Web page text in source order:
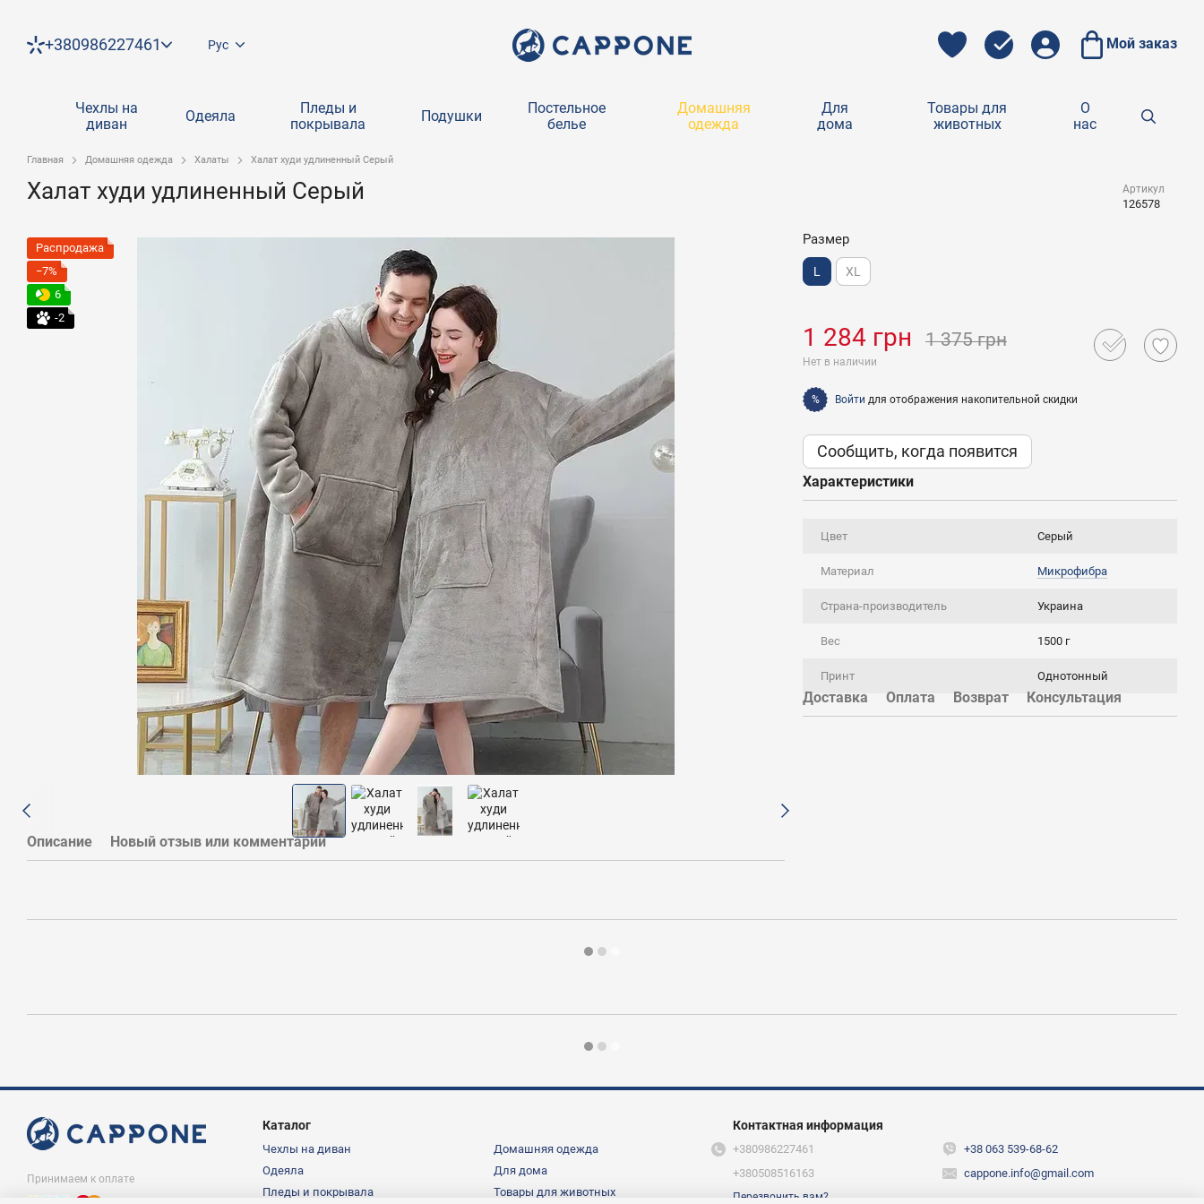
+380986227461 Рус Мой заказ
Чехлы на
диван
Одеяла
Пледы и
покрывала
Подушки
Постельное
белье
Домашняя
одежда
Для
дома
Товары для
животных
О
нас
Главная Домашняя одежда Халаты Халат худи удлиненный Серый
Халат худи удлиненный Серый Артикул
126578
Распродажа
−7%
6
-2
Описание Новый отзыв или комментарий
Размер
L XL
1 284 грн 1 375 грн
Нет в наличии
% Войти для отображения накопительной скидки
Сообщить, когда появится
Характеристики
Цвет Серый
Материал Микрофибра
Страна-производитель Украина
Вес 1500 г
Принт Однотонный
Доставка Оплата Возврат Консультация
Принимаем к оплате
Каталог
Чехлы на диван
Одеяла
Пледы и покрывала
Домашняя одежда
Для дома
Товары для животных
Контактная информация
+380986227461
+380508516163
Перезвонить вам?
+38 063 539-68-62
cappone.info@gmail.com